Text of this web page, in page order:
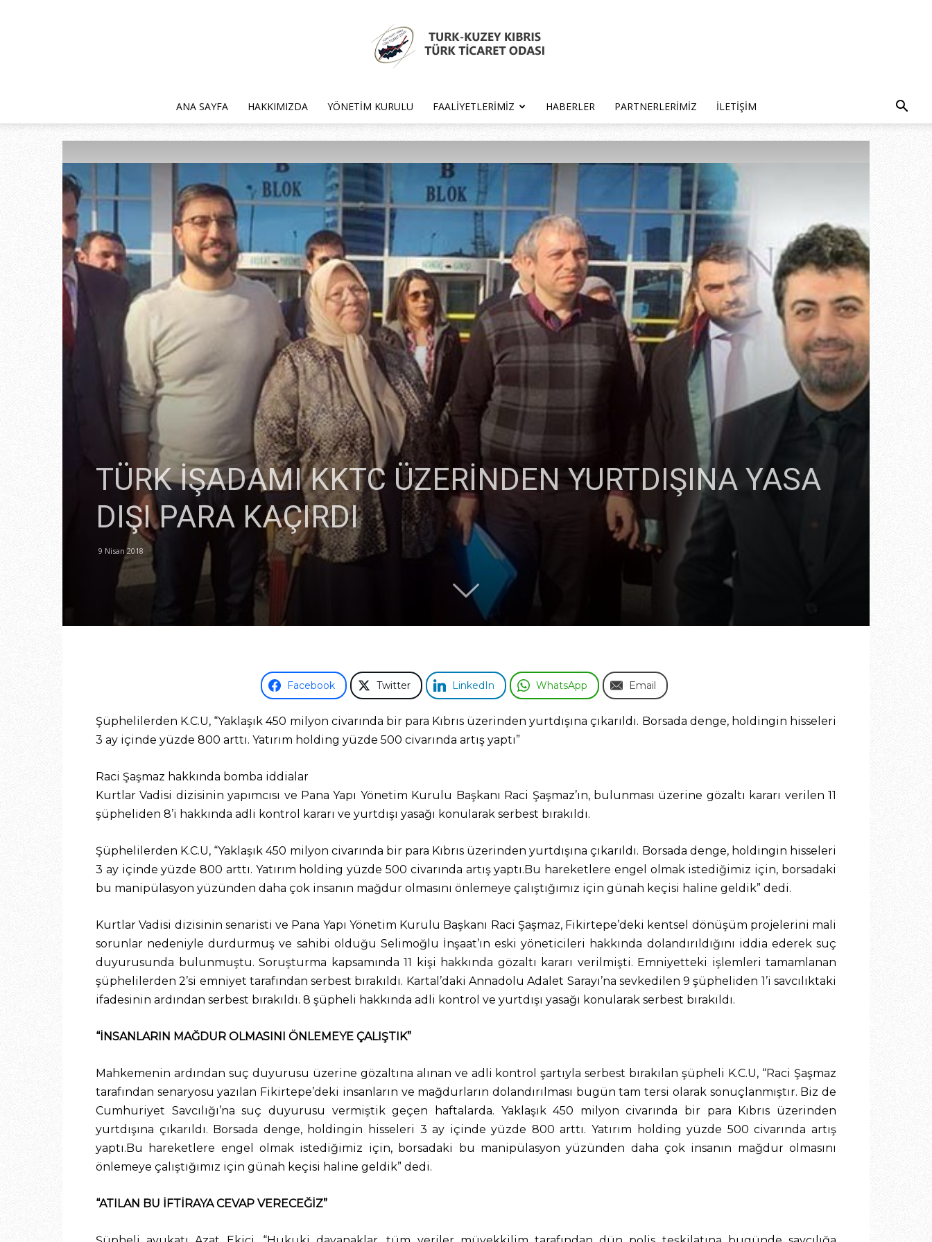
Kıbrıs
Türk
Ticaret
Odası
ANA SAYFA HAKKIMIZDA YÖNETIM KURULU FAALIYETLERIMIZ HABERLER PARTNERLERIMIZ İLETIŞIM
TÜRK İŞADAMI KKTC ÜZERİNDEN YURTDIŞINA YASA
DIŞI PARA KAÇIRDI
9 Nisan 2018
Facebook Twitter LinkedIn WhatsApp Email
Şüphelilerden K.C.U, “Yaklaşık 450 milyon civarında bir para Kıbrıs üzerinden yurtdışına çıkarıldı. Borsada denge, holdingin hisseleri
3 ay içinde yüzde 800 arttı. Yatırım holding yüzde 500 civarında artış yaptı”
Raci Şaşmaz hakkında bomba iddialar
Kurtlar Vadisi dizisinin yapımcısı ve Pana Yapı Yönetim Kurulu Başkanı Raci Şaşmaz’ın, bulunması üzerine gözaltı kararı verilen 11
şüpheliden 8’i hakkında adli kontrol kararı ve yurtdışı yasağı konularak serbest bırakıldı.
Şüphelilerden K.C.U, “Yaklaşık 450 milyon civarında bir para Kıbrıs üzerinden yurtdışına çıkarıldı. Borsada denge, holdingin hisseleri
3 ay içinde yüzde 800 arttı. Yatırım holding yüzde 500 civarında artış yaptı.Bu hareketlere engel olmak istediğimiz için, borsadaki
bu manipülasyon yüzünden daha çok insanın mağdur olmasını önlemeye çalıştığımız için günah keçisi haline geldik” dedi.
Kurtlar Vadisi dizisinin senaristi ve Pana Yapı Yönetim Kurulu Başkanı Raci Şaşmaz, Fikirtepe’deki kentsel dönüşüm projelerini mali
sorunlar nedeniyle durdurmuş ve sahibi olduğu Selimoğlu İnşaat’ın eski yöneticileri hakkında dolandırıldığını iddia ederek suç
duyurusunda bulunmuştu. Soruşturma kapsamında 11 kişi hakkında gözaltı kararı verilmişti. Emniyetteki işlemleri tamamlanan
şüphelilerden 2’si emniyet tarafından serbest bırakıldı. Kartal’daki Annadolu Adalet Sarayı’na sevkedilen 9 şüpheliden 1’i savcılıktaki
ifadesinin ardından serbest bırakıldı. 8 şüpheli hakkında adli kontrol ve yurtdışı yasağı konularak serbest bırakıldı.
“İNSANLARIN MAĞDUR OLMASINI ÖNLEMEYE ÇALIŞTIK”
Mahkemenin ardından suç duyurusu üzerine gözaltına alınan ve adli kontrol şartıyla serbest bırakılan şüpheli K.C.U, “Raci Şaşmaz
tarafından senaryosu yazılan Fikirtepe’deki insanların ve mağdurların dolandırılması bugün tam tersi olarak sonuçlanmıştır. Biz de
Cumhuriyet Savcılığı’na suç duyurusu vermiştik geçen haftalarda. Yaklaşık 450 milyon civarında bir para Kıbrıs üzerinden
yurtdışına çıkarıldı. Borsada denge, holdingin hisseleri 3 ay içinde yüzde 800 arttı. Yatırım holding yüzde 500 civarında artış
yaptı.Bu hareketlere engel olmak istediğimiz için, borsadaki bu manipülasyon yüzünden daha çok insanın mağdur olmasını
önlemeye çalıştığımız için günah keçisi haline geldik” dedi.
“ATILAN BU İFTİRAYA CEVAP VERECEĞİZ”